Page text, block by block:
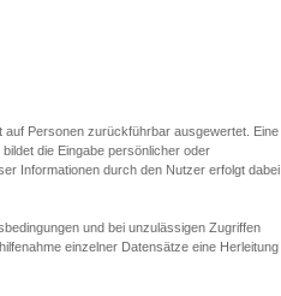
Personen zurückführbar ausgewertet. Eine
die Eingabe persönlicher oder
Informationen durch den Nutzer erfolgt dabei
und bei unzulässigen Zugriffen
einzelner Datensätze eine Herleitung